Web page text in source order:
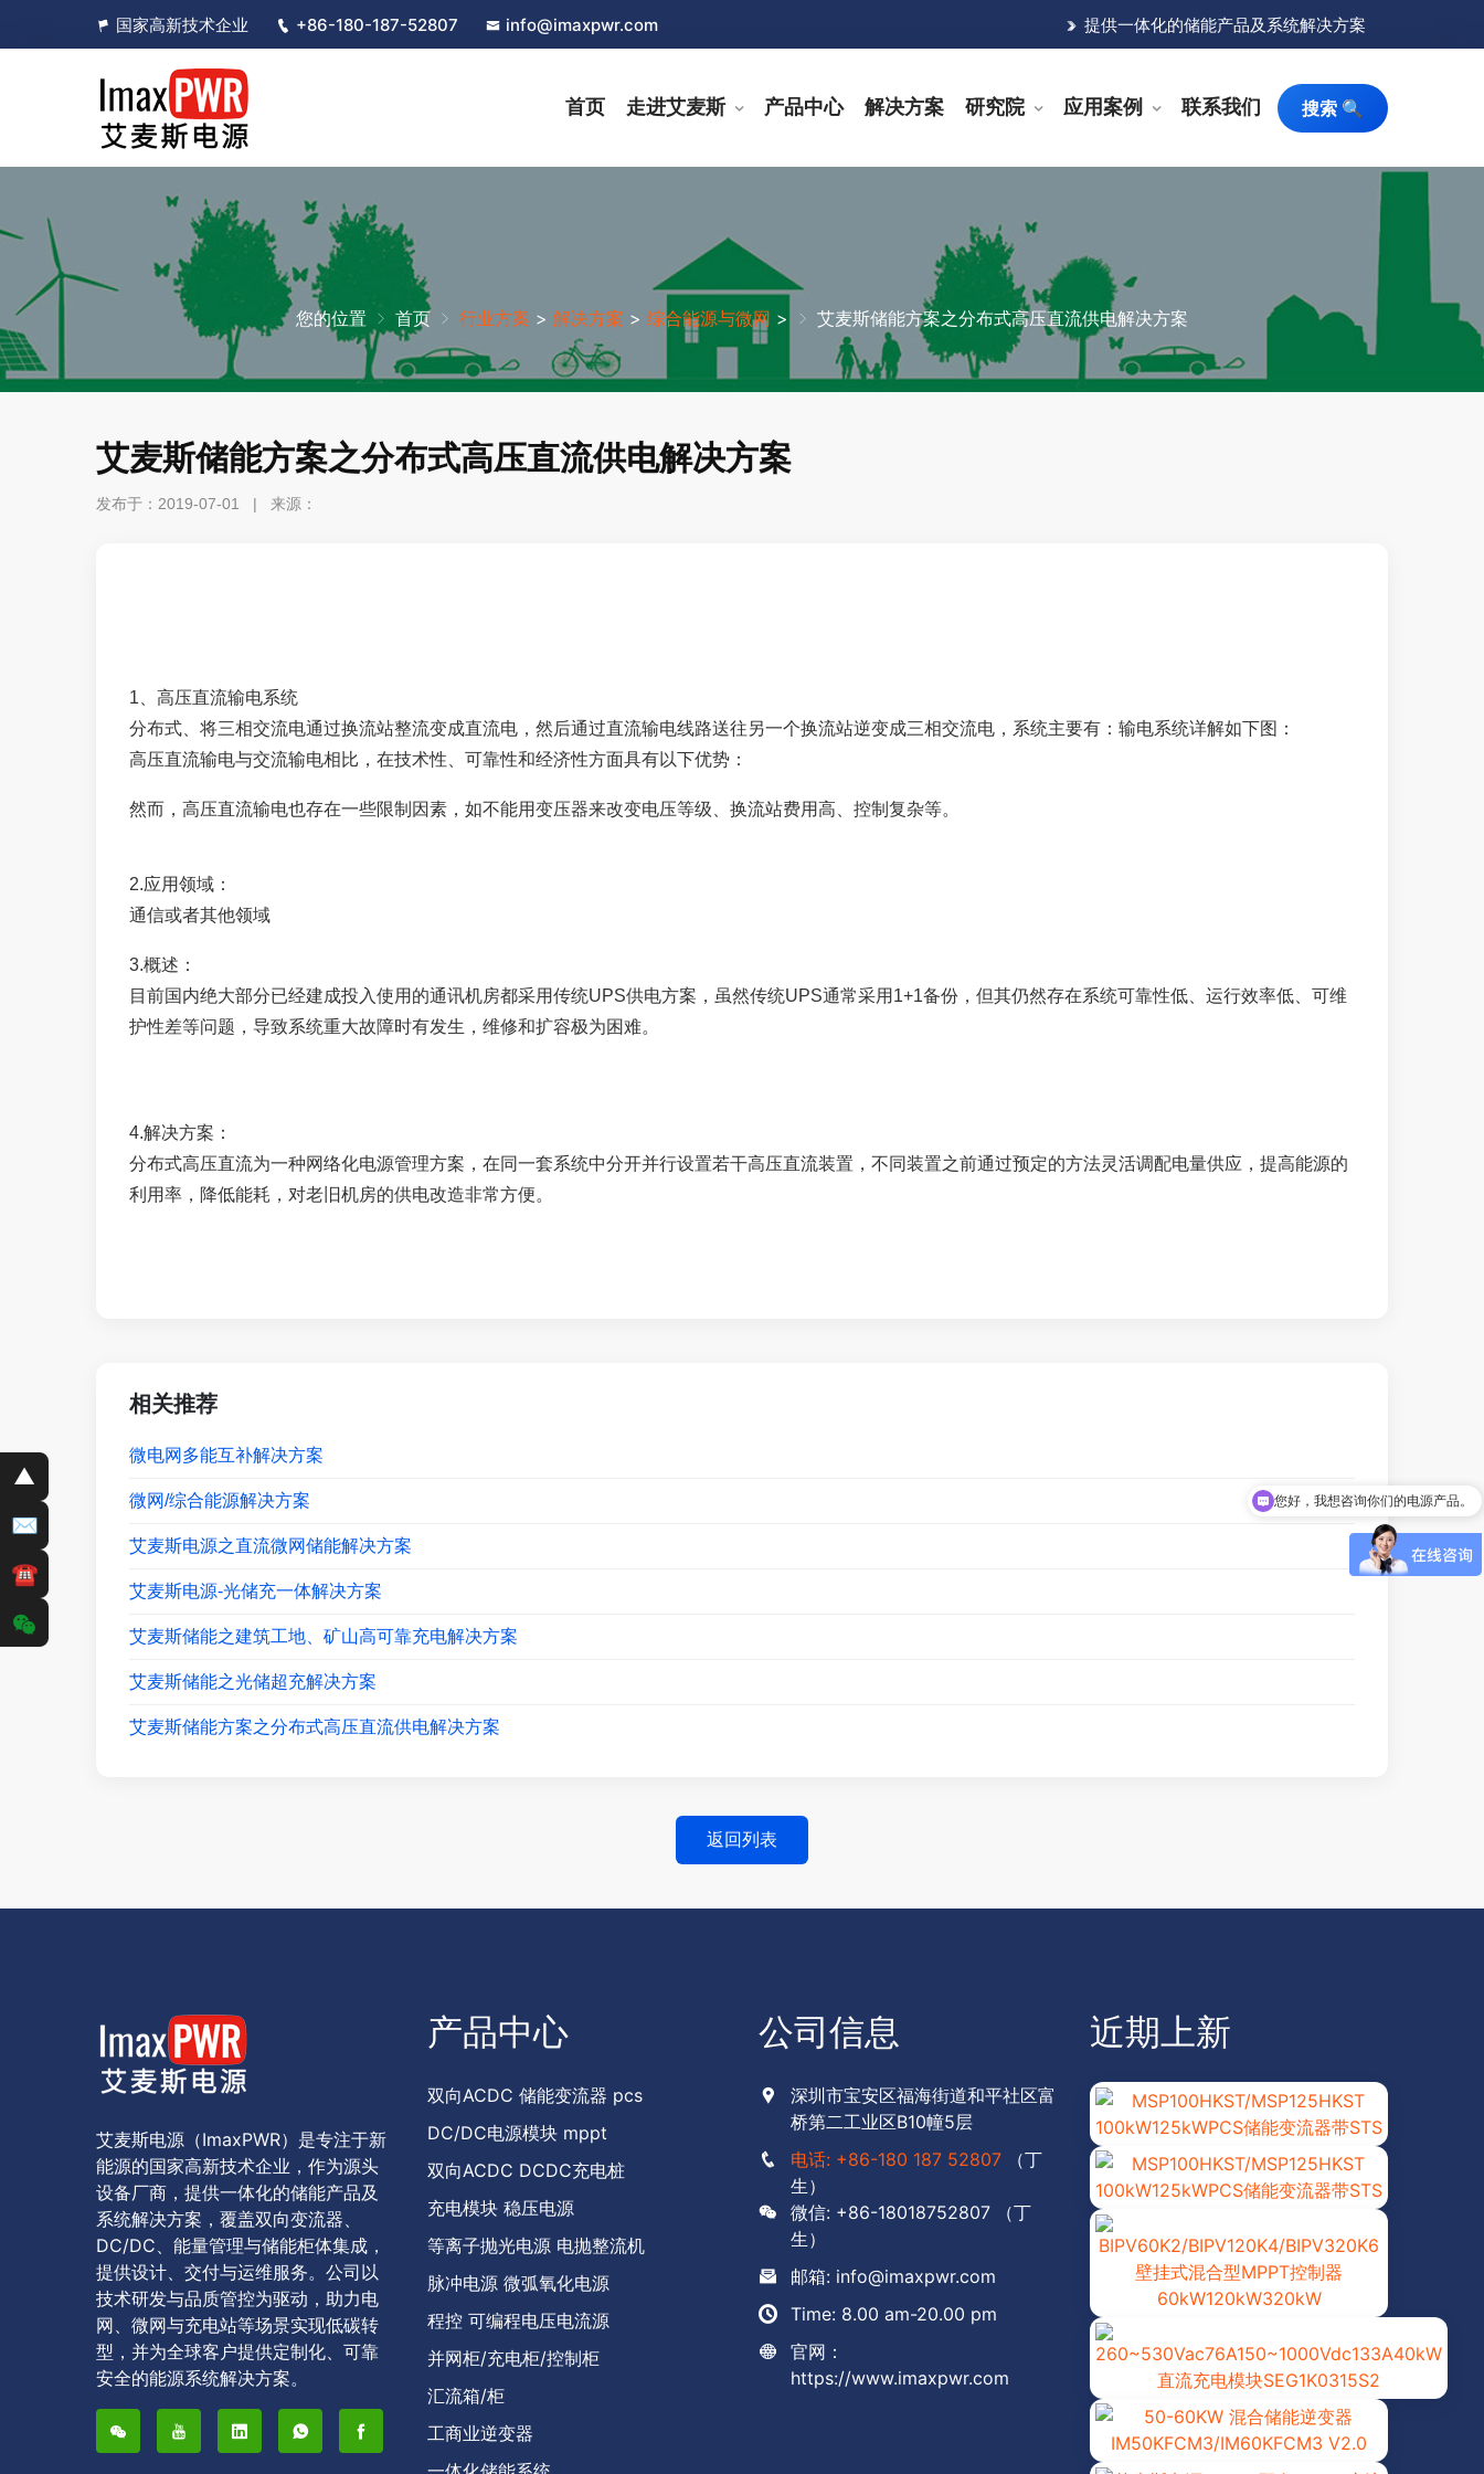
国家高新技术企业 +86-180-187-52807 info@imaxpwr.com 提供一体化的储能产品及系统解决方案
首页 走进艾麦斯 产品中心 解决方案 研究院 应用案例 联系我们 搜索 🔍
▲
✉
☎
您的位置 首页 行业方案 > 解决方案 > 综合能源与微网 > 艾麦斯储能方案之分布式高压直流供电解决方案
艾麦斯储能方案之分布式高压直流供电解决方案
发布于：2019-07-01 | 来源：
1、高压直流输电系统
分布式、 将三相交流电通过换流站整流变成直流电，然后通过直流输电线路送往另一个换流站逆变成三相交流电，系统主要有： 输电系统详解如下图：
高压直流输电与交流输电相比，在技术性、可靠性和经济性方面具有以下优势：
然而，高压直流输电也存在一些限制因素，如不能用变压器来改变电压等级、换流站费用高、控制复杂等。
2.应用领域：
通信或者其他领域
3.概述：
目前国内绝大部分已经建成投入使用的通讯机房都采用传统UPS供电方案，虽然传统UPS通常采用1+1备份，但其仍然存在系统可靠性低、运行效率低、可维
护性差等问题，导致系统重大故障时有发生，维修和扩容极为困难。
4.解决方案：
分布式高压直流为一种网络化电源管理方案，在同一套系统中分开并行设置若干高压直流装置，不同装置之前通过预定的方法灵活调配电量供应，提高能源的
利用率，降低能耗，对老旧机房的供电改造非常方便。
相关推荐
微电网多能互补解决方案
微网/综合能源解决方案
艾麦斯电源之直流微网储能解决方案
艾麦斯电源-光储充一体解决方案
艾麦斯储能之建筑工地、矿山高可靠充电解决方案
艾麦斯储能之光储超充解决方案
艾麦斯储能方案之分布式高压直流供电解决方案
返回列表
艾麦斯电源（ImaxPWR）是专注于新
能源的国家高新技术企业，作为源头
设备厂商，提供一体化的储能产品及
系统解决方案，覆盖双向变流器、
DC/DC、能量管理与储能柜体集成，
提供设计、交付与运维服务。公司以
技术研发与品质管控为驱动，助力电
网、微网与充电站等场景实现低碳转
型，并为全球客户提供定制化、可靠
安全的能源系统解决方案。
产品中心
双向ACDC 储能变流器 pcs
DC/DC电源模块 mppt
双向ACDC DCDC充电桩
充电模块 稳压电源
等离子抛光电源 电抛整流机
脉冲电源 微弧氧化电源
程控 可编程电压电流源
并网柜/充电柜/控制柜
汇流箱/柜
工商业逆变器
公司信息
深圳市宝安区福海街道和平社区富
桥第二工业区B10幢5层
电话: +86-180 187 52807
（丁
生）
微信: +86-18018752807 （丁
生）
邮箱: info@imaxpwr.com
Time: 8.00 am-20.00 pm
官网：
https://www.imaxpwr.com
近期上新
您好，我想咨询你们的电源产品。